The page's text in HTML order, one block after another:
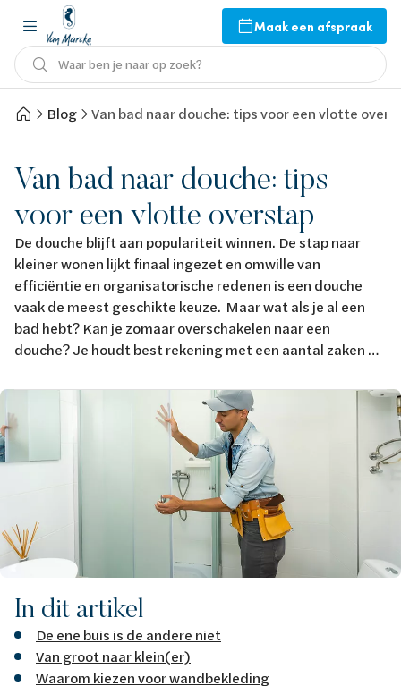
Maak een afspraak
Waar ben je naar op zoek?
Blog Van bad naar douche: tips voor een vlotte
Van bad naar douche: tips
voor een vlotte overstap
De douche blijft aan populariteit winnen. De stap naar
kleiner wonen lijkt finaal ingezet en omwille van
efficiëntie en organisatorische redenen is een douche
vaak de meest geschikte keuze. Maar wat als je al een
bad hebt? Kan je zomaar overschakelen naar een
douche? Je houdt best rekening met een aantal zaken …
Afbeelding
In dit artikel
De ene buis is de andere niet
Van groot naar klein(er)
Waarom kiezen voor wandbekleding